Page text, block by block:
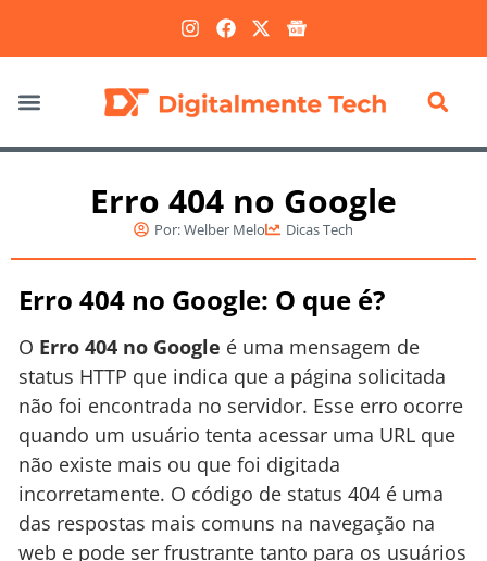
Erro 404 no Google
Por:Welber Melo Dicas Tech
Erro 404 no Google: O que é?
O Erro 404 no Google é uma mensagem de
status HTTP que indica que a página solicitada
não foi encontrada no servidor. Esse erro ocorre
quando um usuário tenta acessar uma URL que
não existe mais ou que foi digitada
incorretamente. O código de status 404 é uma
das respostas mais comuns na navegação na
web e pode ser frustrante tanto para os usuários